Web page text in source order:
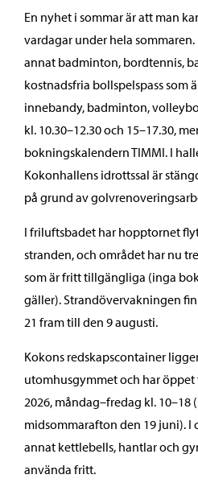
En nyhet i sommar är att man
vardagar under hela
annat badminton, bordtennis,
kostnadsfria bollspelspass som
innebandy, badminton,
kl. 10.30–12.30 och 15–17.30,
bokningskalendern TIMMI. I
Kokonhallens idrottssal är
på grund av
I friluftsbadet har hopptornet
stranden, och området har nu
som är fritt tillgängliga (inga
gäller). Strandövervakningen
21 fram till den 9 augusti.
Kokons redskapscontainer
utomhusgymmet och har
2026, måndag–fredag kl. 10–18
midsommarafton den 19 juni). I
annat kettlebells, hantlar och
använda fritt.